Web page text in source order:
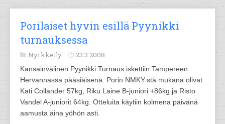
Porilaiset hyvin esillä Pyynikki
turnauksessa
Nyrkkeily 23.3.2008
Kansainvälinen Pyynikki Turnaus iskettiin Tampereen
Hervannassa pääsiäisenä. Porin NMKY:stä mukana olivat
Kati Collander 57kg, Riku Laine B-juniori +86kg ja Risto
Vandel A-juniorit 64kg. Otteluita käytiin kolmena päivänä
aamusta aina yöhön asti.